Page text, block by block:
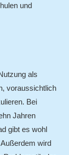
und
als
voraussichtlich
Bei
Jahren
gibt es wohl
wird